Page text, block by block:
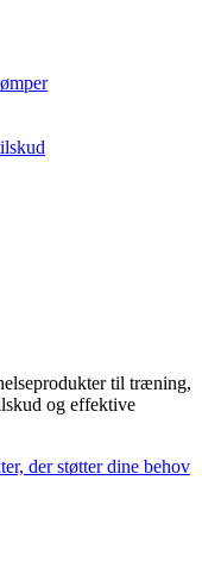
til træning,
og effektive
der støtter dine behov